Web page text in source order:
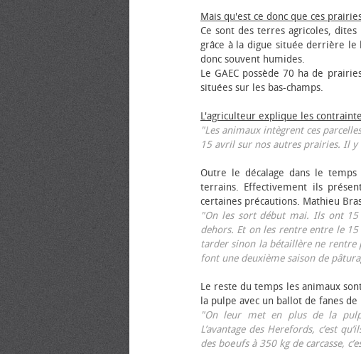
Mais qu'est ce donc que ces
Ce sont des terres agricoles,
grâce à la digue située derrière
donc souvent humides.
Le GAEC possède 70 ha de
situées sur les bas-champs.
L'agriculteur explique les
"Les animaux intègrent ces
15 avril sur nos autres prairies. Il
Outre le décalage dans le
terrains. Effectivement ils
certaines précautions. Mathieu
"On les sort début mai. Ils ont
dehors. Et on les rentre entre le
tarder sinon la bétaillère ne rentre
font une deuxième saison de
Le reste du temps les animaux
la pulpe avec un ballot de fanes
"On leur met en plus de la
L’avantage des Herefords, c’est
des bœufs à 350 kg de carcasse,